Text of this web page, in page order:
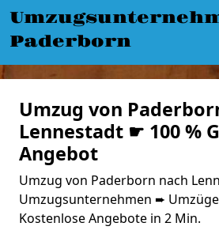
Paderborn
Umzug von
Lennestadt ☛ 100 %
Angebot
Umzug von Paderborn nach
Umzugsunternehmen ➨ Umzüge
Kostenlose Angebote in 2 Min.